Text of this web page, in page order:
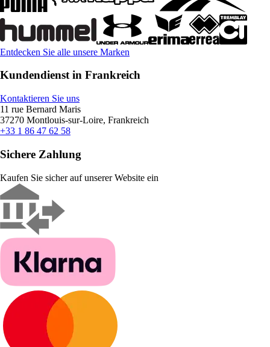
Entdecken Sie alle unsere Marken
Kundendienst in Frankreich
Kontaktieren Sie uns
11 rue Bernard Maris
37270 Montlouis-sur-Loire, Frankreich
+33 1 86 47 62 58
Sichere Zahlung
Kaufen Sie sicher auf unserer Website ein